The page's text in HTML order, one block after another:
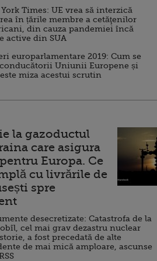
Times: UE vrea să interzică
în țările membre a cetăţenilor
din cauza pandemiei încă
active din SUA
europarlamentare 2019: Cum se
Uniunii Europene și
miza acestui scrutin
la gazoductul
care asigura
Europa. Ce
cu livrările de
spre
desecretizate: Catastrofa de la
cel mai grav dezastru nuclear
a fost precedată de alte
de mai mică amploare, ascunse